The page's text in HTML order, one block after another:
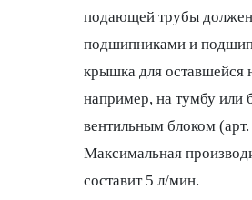
подающей трубы
подшипниками и
крышка для оставшейся
например, на тумбу или
вентильным блоком
Максимальная
составит 5 л/мин.